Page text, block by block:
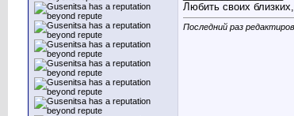
Любить своих
Последний раз